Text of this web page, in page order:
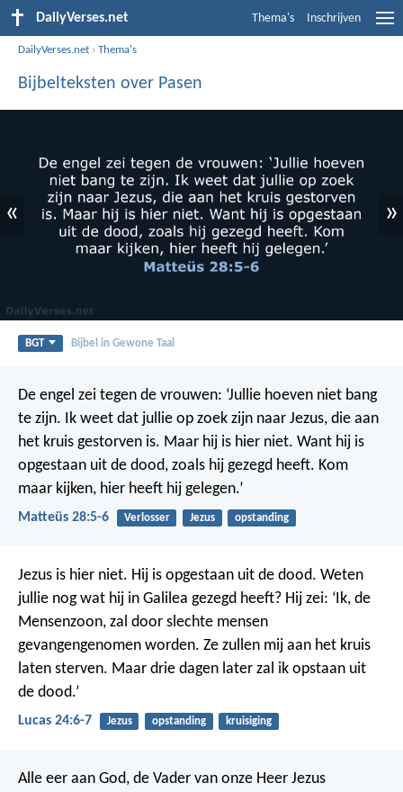
DailyVerses.net Thema's Inschrijven
DailyVerses.net ›Thema's
Bijbelteksten over Pasen
« »
BGT Bijbel in Gewone Taal
De engel zei tegen de vrouwen: ‘Jullie hoeven niet bang
te zijn. Ik weet dat jullie op zoek zijn naar Jezus, die aan
het kruis gestorven is. Maar hij is hier niet. Want hij is
opgestaan uit de dood, zoals hij gezegd heeft. Kom
maar kijken, hier heeft hij gelegen.’
Matteüs 28:5-6 Verlosser Jezus opstanding
Jezus is hier niet. Hij is opgestaan uit de dood. Weten
jullie nog wat hij in Galilea gezegd heeft? Hij zei: ‘Ik, de
Mensenzoon, zal door slechte mensen
gevangengenomen worden. Ze zullen mij aan het kruis
laten sterven. Maar drie dagen later zal ik opstaan uit
de dood.’
Lucas 24:6-7 Jezus opstanding kruisiging
Alle eer aan God, de Vader van onze Heer Jezus